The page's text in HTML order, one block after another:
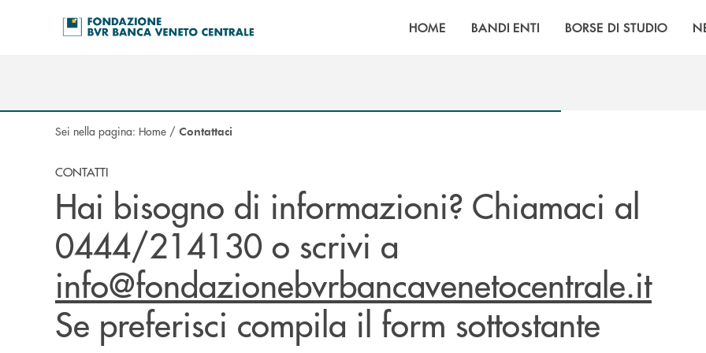
HOME BANDI ENTI BORSE DI STUDIO
Sei nella pagina: Home / Contattaci
CONTATTI
Hai bisogno di informazioni? Chiamaci al
0444/214130 o scrivi a
info@fondazionebvrbancavenetocentrale.it
Se preferisci compila il form sottostante